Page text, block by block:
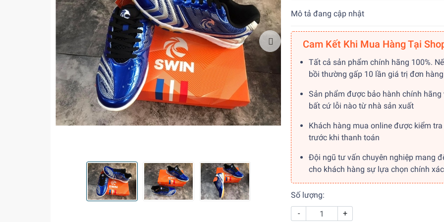
Mô tả đang cập nhật
Cam Kết Khi Mua Hàng Tại
Tất cả sản phẩm chính hãng 100%.
bồi thường gấp 10 lần giá trị đơn hàng
Sản phẩm được bảo hành chính hãng
bất cứ lỗi nào từ nhà sản xuất
Khách hàng mua online được kiểm tra
trước khi thanh toán
Đội ngũ tư vấn chuyên nghiệp mang
cho khách hàng sự lựa chọn chính
Số lượng:
-
+